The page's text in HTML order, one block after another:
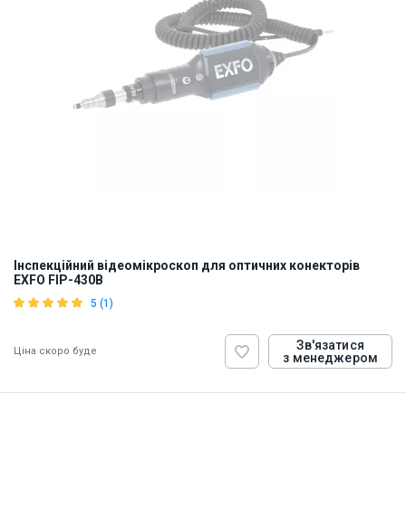
Інспекційний відеомікроскоп для оптичних конекторів
EXFO FIP-430B
5 (1)
Ціна скоро буде
Зв'язатися
з менеджером